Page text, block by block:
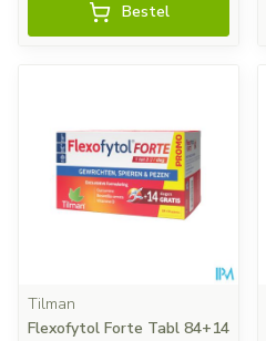
Bestel
Tilman
Flexofytol Forte Tabl 84+14